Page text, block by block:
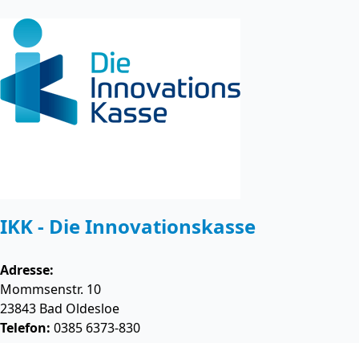
IKK - Die Innovationskasse
Adresse:
Mommsenstr. 10
23843 Bad Oldesloe
Telefon: 0385 6373-830